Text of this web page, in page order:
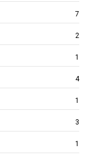
7
2
1
4
1
3
1